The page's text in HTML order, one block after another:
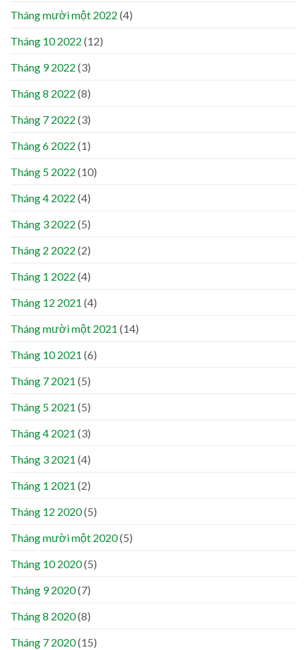
Tháng mười một 2022 (4)
Tháng 10 2022 (12)
Tháng 9 2022 (3)
Tháng 8 2022 (8)
Tháng 7 2022 (3)
Tháng 6 2022 (1)
Tháng 5 2022 (10)
Tháng 4 2022 (4)
Tháng 3 2022 (5)
Tháng 2 2022 (2)
Tháng 1 2022 (4)
Tháng 12 2021 (4)
Tháng mười một 2021 (14)
Tháng 10 2021 (6)
Tháng 7 2021 (5)
Tháng 5 2021 (5)
Tháng 4 2021 (3)
Tháng 3 2021 (4)
Tháng 1 2021 (2)
Tháng 12 2020(5)
Tháng mười một 2020(5)
Tháng 10 2020(5)
Tháng 9 2020(7)
Tháng 8 2020(8)
Tháng 7 2020(15)